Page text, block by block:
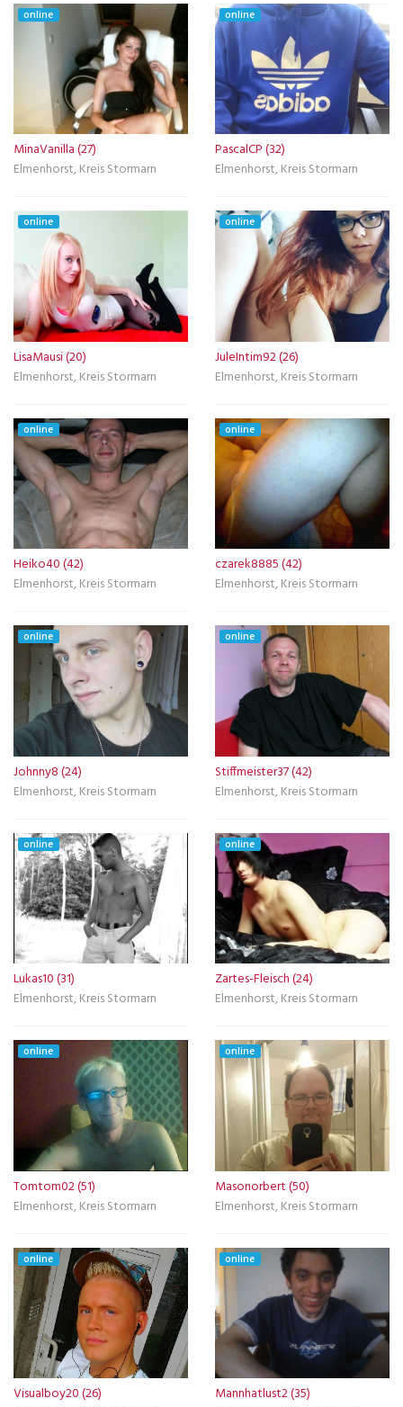
online
MinaVanilla (27)
Elmenhorst, Kreis Stormarn
online
PascalCP (32)
Elmenhorst, Kreis Stormarn
online
LisaMausi (20)
Elmenhorst, Kreis Stormarn
online
JuleIntim92 (26)
Elmenhorst, Kreis Stormarn
online
Heiko40 (42)
Elmenhorst, Kreis Stormarn
online
czarek8885 (42)
Elmenhorst, Kreis Stormarn
online
Johnny8 (24)
Elmenhorst, Kreis Stormarn
online
Stiffmeister37 (42)
Elmenhorst, Kreis Stormarn
online
Lukas10 (31)
Elmenhorst, Kreis Stormarn
online
Zartes-Fleisch (24)
Elmenhorst, Kreis Stormarn
online
Tomtom02 (51)
Elmenhorst, Kreis Stormarn
online
Masonorbert (50)
Elmenhorst, Kreis Stormarn
online
Visualboy20 (26)
online
Mannhatlust2 (35)